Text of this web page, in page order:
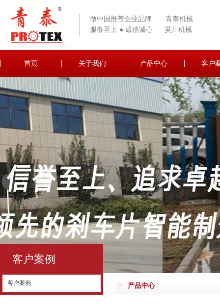
做中国推荐企业品牌 青泰机械
服务至上 ● 诚信诚心 昊川机械
首页 关于我们 产品中心 客户
产品中心
客户案例
客户案例